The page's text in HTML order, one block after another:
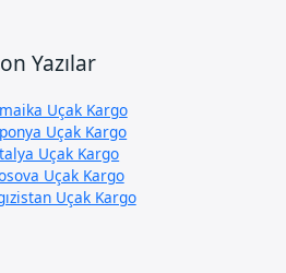
Yazılar
Uçak Kargo
Uçak Kargo
Uçak Kargo
Uçak Kargo
Uçak Kargo